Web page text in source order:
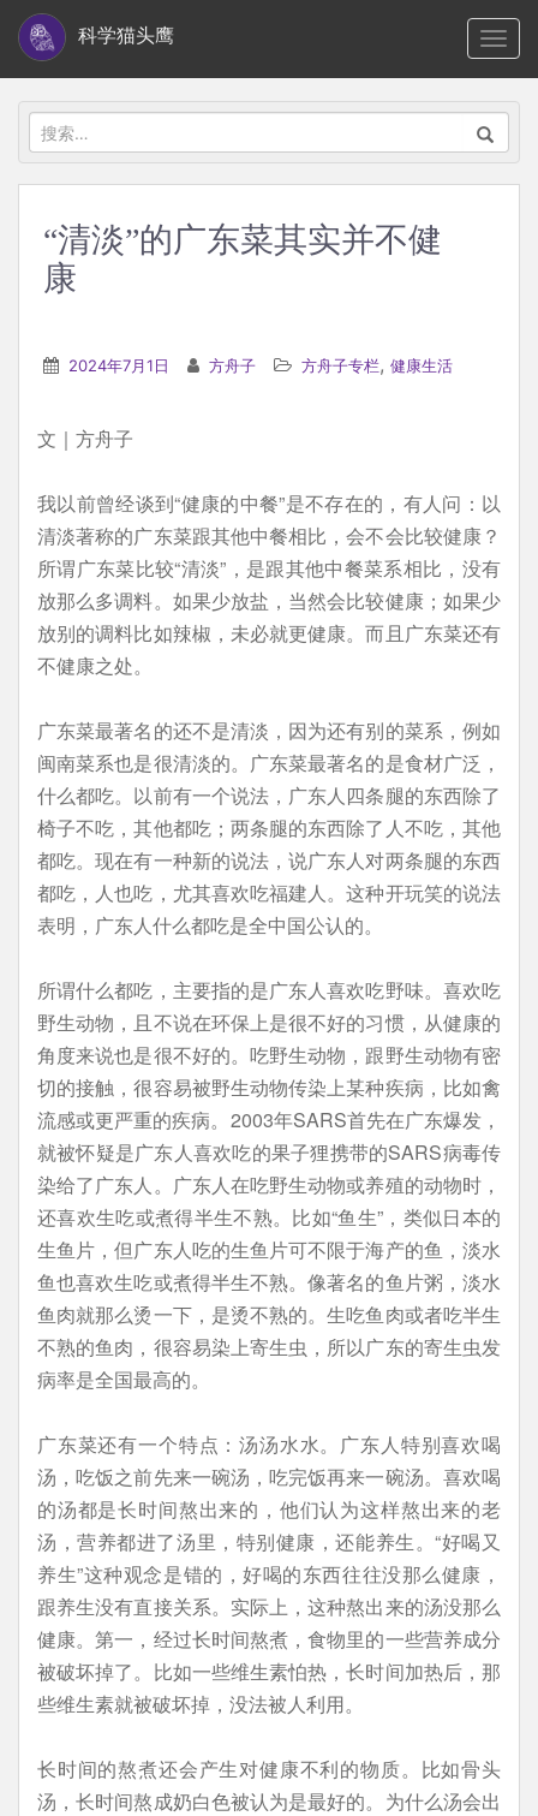
i
科学猫头鹰
搜
索：
“清淡”的广东菜其实并不健
康
2024年7月1日 方舟子 方舟子专栏, 健康生活
文｜方舟子
我以前曾经谈到“健康的中餐”是不存在的，有人问：以
清淡著称的广东菜跟其他中餐相比，会不会比较健康？
所谓广东菜比较“清淡”，是跟其他中餐菜系相比，没有
放那么多调料。如果少放盐，当然会比较健康；如果少
放别的调料比如辣椒，未必就更健康。而且广东菜还有
不健康之处。
广东菜最著名的还不是清淡，因为还有别的菜系，例如
闽南菜系也是很清淡的。广东菜最著名的是食材广泛，
什么都吃。以前有一个说法，广东人四条腿的东西除了
椅子不吃，其他都吃；两条腿的东西除了人不吃，其他
都吃。现在有一种新的说法，说广东人对两条腿的东西
都吃，人也吃，尤其喜欢吃福建人。这种开玩笑的说法
表明，广东人什么都吃是全中国公认的。
所谓什么都吃，主要指的是广东人喜欢吃野味。喜欢吃
野生动物，且不说在环保上是很不好的习惯，从健康的
角度来说也是很不好的。吃野生动物，跟野生动物有密
切的接触，很容易被野生动物传染上某种疾病，比如禽
流感或更严重的疾病。2003年SARS首先在广东爆发，
就被怀疑是广东人喜欢吃的果子狸携带的SARS病毒传
染给了广东人。广东人在吃野生动物或养殖的动物时，
还喜欢生吃或煮得半生不熟。比如“鱼生”，类似日本的
生鱼片，但广东人吃的生鱼片可不限于海产的鱼，淡水
鱼也喜欢生吃或煮得半生不熟。像著名的鱼片粥，淡水
鱼肉就那么烫一下，是烫不熟的。生吃鱼肉或者吃半生
不熟的鱼肉，很容易染上寄生虫，所以广东的寄生虫发
病率是全国最高的。
广东菜还有一个特点：汤汤水水。广东人特别喜欢喝
汤，吃饭之前先来一碗汤，吃完饭再来一碗汤。喜欢喝
的汤都是长时间熬出来的，他们认为这样熬出来的老
汤，营养都进了汤里，特别健康，还能养生。“好喝又
养生”这种观念是错的，好喝的东西往往没那么健康，
跟养生没有直接关系。实际上，这种熬出来的汤没那么
健康。第一，经过长时间熬煮，食物里的一些营养成分
被破坏掉了。比如一些维生素怕热，长时间加热后，那
些维生素就被破坏掉，没法被人利用。
长时间的熬煮还会产生对健康不利的物质。比如骨头
汤，长时间熬成奶白色被认为是最好的。为什么汤会出